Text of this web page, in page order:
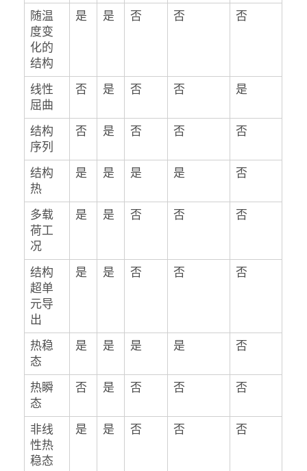
随温
度变
化的
结构
是 是 否 否 否
线性
屈曲
否 是 否 否 是
结构
序列
否 是 否 否 否
结构
热
是 是 是 是 否
多载
荷工
况
是 是 否 否 否
结构
超单
元导
出
是 是 否 否 否
热稳
态
是 是 是 是 否
热瞬
态
否 是 否 否 否
非线
性热
稳态
是 是 否 否 否